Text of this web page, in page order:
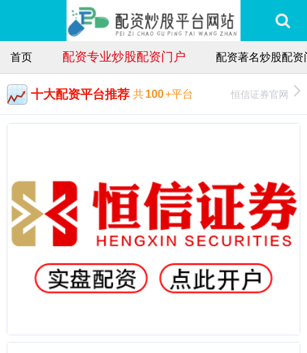
首页 配资专业炒股配资门户 配资著名炒股配资
十大配资平台推荐 共100+平台 恒信证券官网